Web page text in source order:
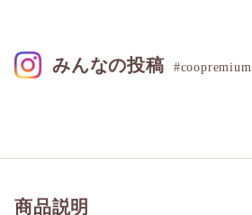
商品説明
みんなの投稿 #coopremium